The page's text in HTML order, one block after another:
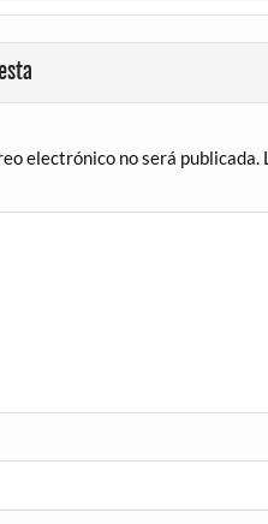
electrónico no será publicada.